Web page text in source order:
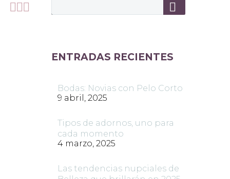

ENTRADAS RECIENTES
Bodas: Novias con Pelo Corto
9 abril, 2025
Tipos de adornos, uno para
cada momento
4 marzo, 2025
Las tendencias nupciales de